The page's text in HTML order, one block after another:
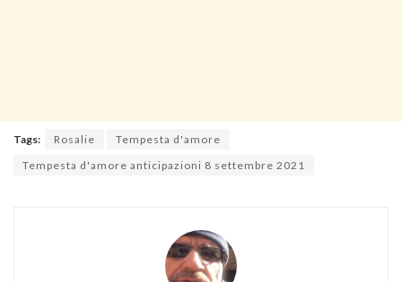
Tags: Rosalie
Tempesta d'amore
Tempesta d'amore anticipazioni 8 settembre 2021